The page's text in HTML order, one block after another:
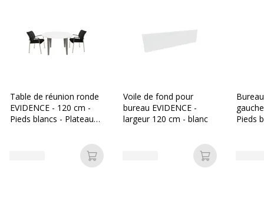
Table de réunion ronde
EVIDENCE - 120 cm -
Pieds blancs - Plateau
Ajouter au panier
Voile de fond pour
bureau EVIDENCE -
largeur 120 cm - blanc
Ajouter au
Pieds